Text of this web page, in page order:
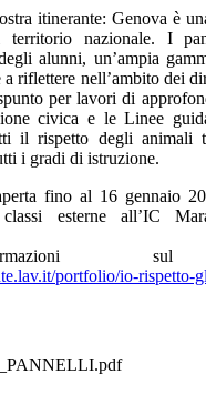
itinerante: Genova è
nazionale. I
alunni, un’ampia
riflettere nell’ambito dei
per lavori di
civica e le Linee
il rispetto degli animali
i gradi di istruzione.
fino al 16 gennaio
esterne all’IC
sul
portfolio/io-rispetto-